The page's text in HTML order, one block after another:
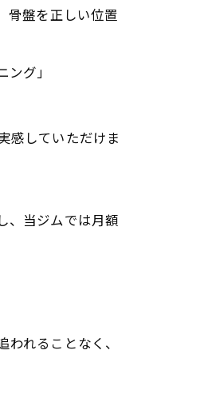
骨盤を正しい位置
グ」
感していただけま
、当ジムでは月額
われることなく、